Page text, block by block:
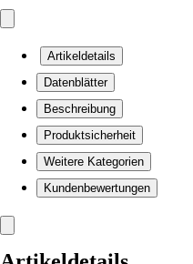
Artikeldetails
Datenblätter
Beschreibung
Produktsicherheit
Weitere Kategorien
Kundenbewertungen